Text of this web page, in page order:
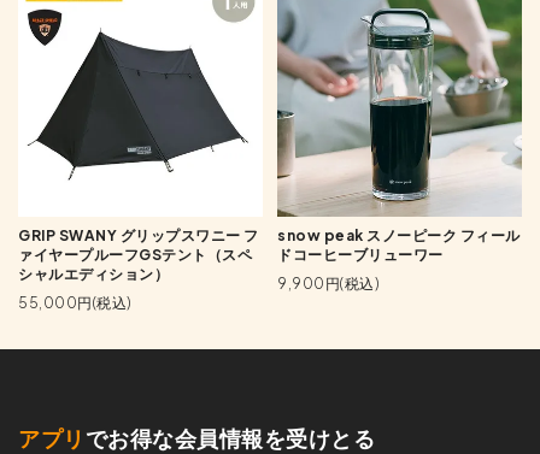
GRIP SWANY グリップスワニー フ
ァイヤープルーフGSテント（スペ
シャルエディション）
55,000円(税込)
snow peak スノーピーク フィール
ドコーヒーブリューワー
9,900円(税込)
アプリ でお得な会員情報を受けとる